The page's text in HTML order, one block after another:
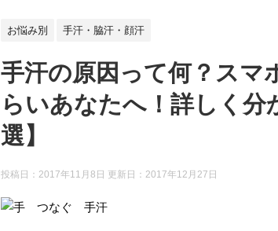
お悩み別 手汗・脇汗・顔汗
手汗の原因って何？スマ
らいあなたへ！詳しく分
選】
投稿日：2017年11月8日 更新日： 2017年12月27日